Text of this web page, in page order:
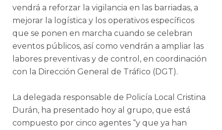
vendrá a reforzar la vigilancia en las barriadas, a
mejorar la logística y los operativos específicos
que se ponen en marcha cuando se celebran
eventos públicos, así como vendrán a ampliar las
labores preventivas y de control, en coordinación
con la Dirección General de Tráfico (DGT).
La delegada responsable de Policía Local Cristina
Durán, ha presentado hoy al grupo, que está
compuesto por cinco agentes “y que ya han